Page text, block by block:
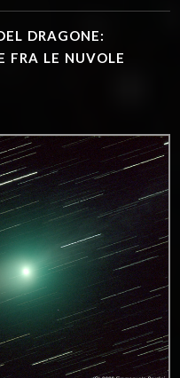
DRAGONE:
FRA LE NUVOLE